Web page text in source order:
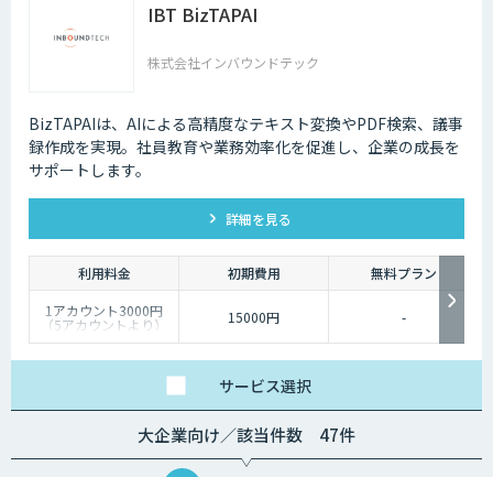
IBT BizTAPAI
株式会社インバウンドテック
BizTAPAIは、AIによる高精度なテキスト変換やPDF検索、議事
録作成を実現。社員教育や業務効率化を促進し、企業の成長を
サポートします。
詳細を見る
利用料金 初期費用
無料プラン
1アカウント3000円
（5アカウントより） 15000円 -
サービス選択
大企業向け／該当件数 47件